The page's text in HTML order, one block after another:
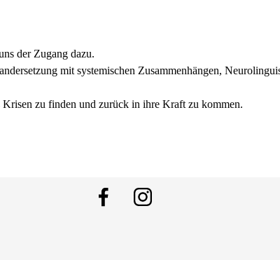
der Zugang dazu.
mit systemischen Zusammenhängen,
zu finden und zurück in ihre Kraft zu kommen.